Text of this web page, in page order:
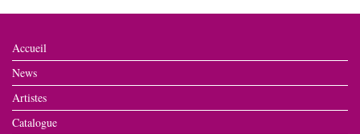
Accueil
News
Artistes
Catalogue